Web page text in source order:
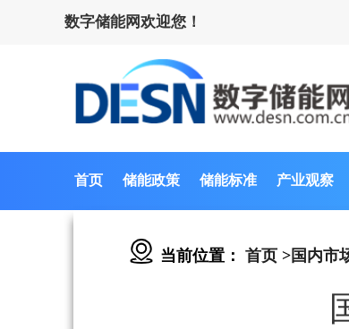
数字储能网欢迎您！
首页 储能政策 储能标准 产业观察
当前位置： 首页 >国内市